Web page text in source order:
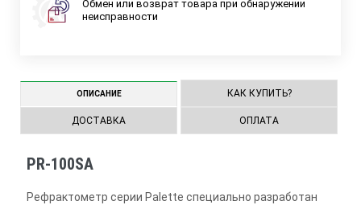
Обмен или возврат товара при обнаружении
неисправности
ОПИСАНИЕ КАК КУПИТЬ?
ДОСТАВКА ОПЛАТА
PR-100SA
Рефрактометр серии Palette специально разработан